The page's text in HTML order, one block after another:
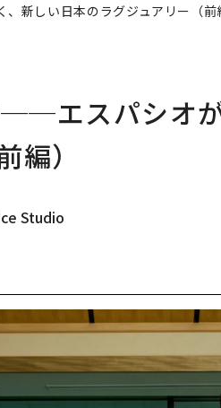
新しい日本のラグジュアリー（前
エスパシオ
編）
Studio